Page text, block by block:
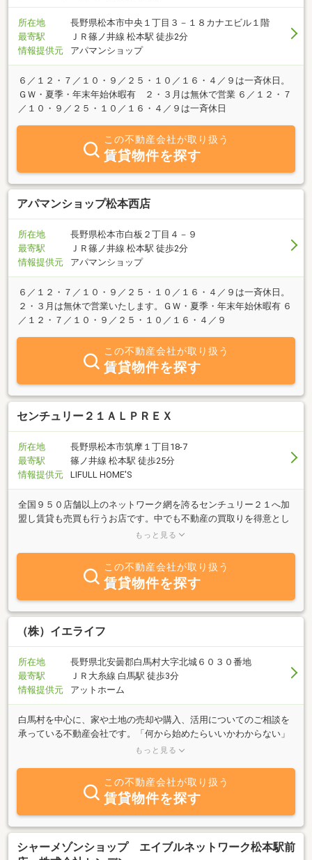
所在地
長野県松本市中央１丁目３－１８カナエビル１階
最寄駅
ＪＲ篠ノ井線 松本駅 徒歩2分
情報提供元
アパマンショップ
６／１２・７／１０・９／２５・１０／１６・４／９は一斉休日。
ＧＷ・夏季・年末年始休暇有 ２・３月は無休で営業 ６／１２・７
／１０・９／２５・１０／１６・４／９は一斉休日
この不動産会社が取り扱う
賃貸物件を探す
アパマンショップ松本西店
所在地
長野県松本市白板２丁目４－９
最寄駅
ＪＲ篠ノ井線 松本駅 徒歩2分
情報提供元
アパマンショップ
６／１２・７／１０・９／２５・１０／１６・４／９は一斉休日。
２・３月は無休で営業いたします。ＧＷ・夏季・年末年始休暇有 ６
／１２・７／１０・９／２５・１０／１６・４／９
この不動産会社が取り扱う
賃貸物件を探す
センチュリー２１ＡＬＰＲＥＸ
所在地
長野県松本市筑摩１丁目18-7
最寄駅
篠ノ井線 松本駅 徒歩25分
情報提供元
LIFULL HOME'S
全国９５０店舗以上のネットワーク網を誇るセンチュリー２１へ加
盟し賃貸も売買も行うお店です。中でも不動産の買取りを得意とし
ています。その他、賃貸管理業・リフォーム・動産の片付けや処分
もっと見る
この不動産会社が取り扱う
賃貸物件を探す
（株）イエライフ
所在地
長野県北安曇郡白馬村大字北城６０３０番地
最寄駅
ＪＲ大糸線 白馬駅 徒歩3分
情報提供元
アットホーム
白馬村を中心に、家や土地の売却や購入、活用についてのご相談を
承っている不動産会社です。「何から始めたらいいかわからない」
そんな段階からでも大丈夫です。お気軽にご相談ください。不動産
いものです。女性スタッフが費用やスケジュール、契約など、不安
になりやすいポイントも丁寧に分かりやすく説明いたします。ま
た、事例によって専門家が必要であれば、ご紹介または連携して業
務を行います。誠実に責任を持って、お客様のより良い暮らしへの
お手伝いをさせていただきます。まずはお気軽にご相談ください。
もっと見る
この不動産会社が取り扱う
賃貸物件を探す
シャーメゾンショップ エイブルネットワーク松本駅前